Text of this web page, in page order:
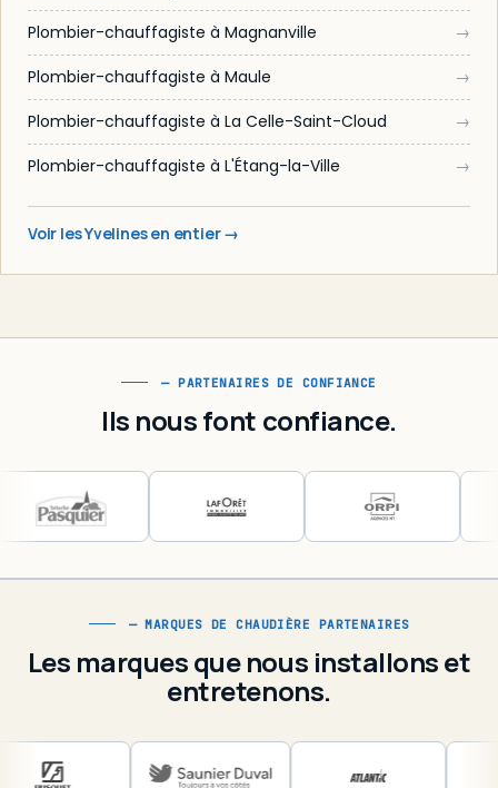
Plombier-chauffagiste à Magnanville
→
Plombier-chauffagiste à Maule
→
Plombier-chauffagiste à La Celle-Saint-Cloud
→
Plombier-chauffagiste à L'Étang-la-Ville
→
Voir les Yvelines en entier →
— PARTENAIRES DE CONFIANCE
Ils nous font confiance.
Brioche Pasquier
Renault
Ambassade des USA
Ambassade du Mexique
Century 21
— MARQUES DE CHAUDIÈRE PARTENAIRES
Les marques que nous installons et
entretenons.